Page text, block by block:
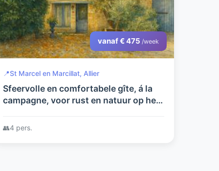
vanaf € 475 /week
📍St Marcel en Marcillat, Allier
Sfeervolle en comfortabele gîte, á la
campagne, voor rust en natuur op het
👥4 pers.